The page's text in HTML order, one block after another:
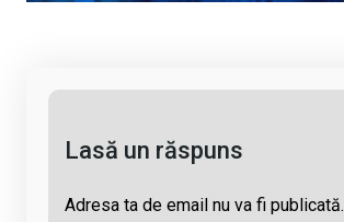
Lasă un răspuns
Adresa ta de email nu va fi publicată.